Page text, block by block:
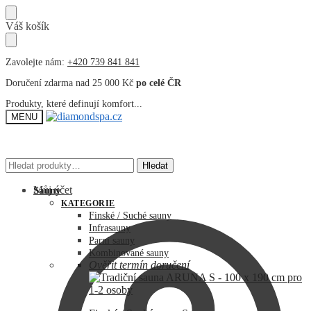
Přeskočit
na
navigaci
Přeskočit
na
obsah
Váš košík
Zavolejte nám: +420 739 841 841
Doručení zdarma nad 25 000 Kč po celé ČR
Produkty, které definují komfort...
MENU
Hledat: Hledat
Můj účet
Hledat: Hledat
Sauny
KATEGORIE
Finské / Suché sauny
Infrasauny
Parní sauny
Kombinované sauny
Ověřit termín doručení